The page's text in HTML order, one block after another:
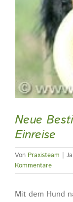
Neue
Einreise
Von Praxisteam
Kommentare
Mit dem Hund